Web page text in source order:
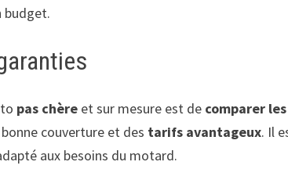
budget.
pas chère et sur mesure est de comparer
couverture et des tarifs avantageux. Il
aux besoins du motard.